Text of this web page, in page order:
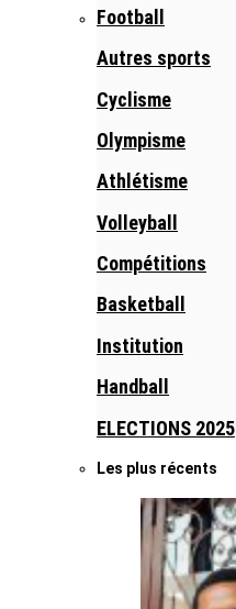
Football
Autres sports
Cyclisme
Olympisme
Athlétisme
Volleyball
Compétitions
Basketball
Institution
Handball
ELECTIONS 2025
Les plus récents